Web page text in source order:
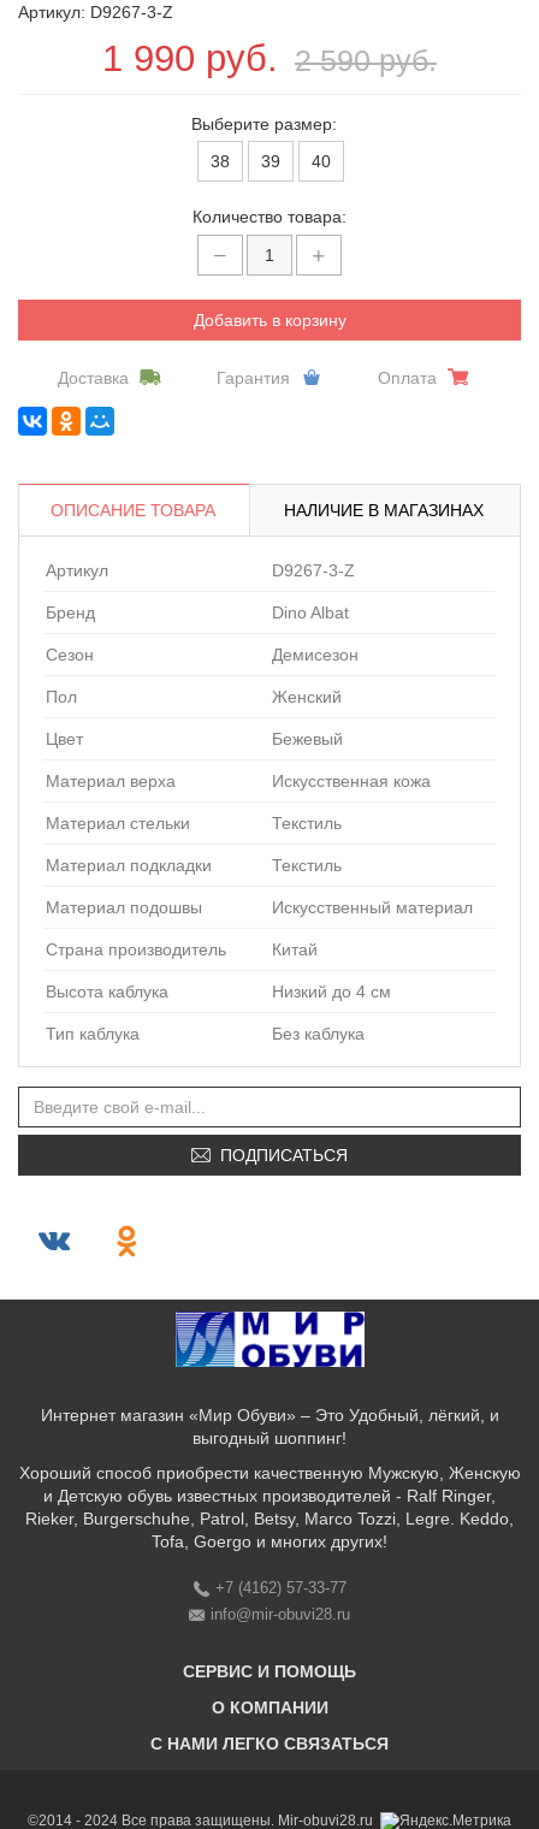
Артикул: D9267-3-Z
1 990 руб. 2 590 руб.
Выберите размер:
38
39 40
Количество товара:
Добавить в корзину
Доставка Гарантия Оплата
ОПИСАНИЕ ТОВАРА НАЛИЧИЕ В МАГАЗИНАХ
Артикул D9267-3-Z
Бренд Dino Albat
Сезон Демисезон
Пол Женский
Цвет Бежевый
Материал верха Искусственная кожа
Материал стельки Текстиль
Материал подкладки Текстиль
Материал подошвы Искусственный материал
Страна производитель Китай
Высота каблука Низкий до 4 см
Тип каблука Без каблука
ПОДПИСАТЬСЯ
Интернет магазин «Мир Обуви» – Это Удобный, лёгкий, и
выгодный шоппинг!
Хороший способ приобрести качественную Мужскую, Женскую
и Детскую обувь известных производителей - Ralf Ringer,
Rieker, Burgerschuhe, Patrol, Betsy, Marco Tozzi, Legre. Keddo,
Tofa, Goergo и многих других!
+7 (4162) 57-33-77
info@mir-obuvi28.ru
СЕРВИС И ПОМОЩЬ
Бонусная программа
О КОМПАНИИ
C НАМИ ЛЕГКО СВЯЗАТЬСЯ
©2014 - 2024 Все права защищены. Mir-obuvi28.ru